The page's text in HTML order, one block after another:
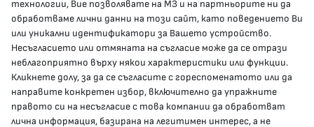
delovodstvo@mh.government.bg
presscenter@mh.government.bg
МЗ В СОЦИАЛНИТЕ МРЕЖИ
технологии, Вие позволявате на МЗ и на партньорите ни да
обработваме лични данни на този сайт, като поведението Ви
или уникални идентификатори за Вашето устройство.
Несъгласието или отмяната на съгласие може да се отрази
неблагоприятно върху някои характеристики или функции.
Кликнете долу, за да се съгласите с гореспоменатото или да
направите конкретен избор, включително да упражните
правото си на несъгласие с това компании да обработват
лична информация, базирана на легитимен интерес, а не